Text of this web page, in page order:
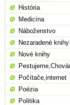
História
Medicína
Náboženstvo
Nezaradené knihy
Nové knihy
Počítače,internet
Poézia
Politika